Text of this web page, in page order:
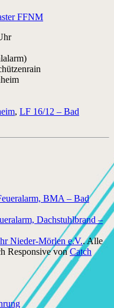
FFNM
, LF 16/12 – Bad
BMA – Bad
Dachstuhlbrand –
Nieder-Mörlen e.V.. Alle
Responsive vonCatch